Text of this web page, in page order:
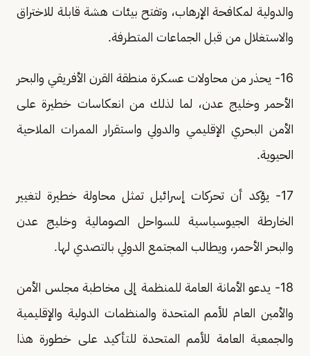
والدولية لمكافحة الإرهاب، وتفتح بيئات هشة قابلة للاختراق
والاستغلال من قبل الجماعات المتطرفة.
16- يحذر من محاولات عسكرة منطقة القرن الأفريقي والبحر
الأحمر وخليج عدن، لما لذلك من انعكاسات خطيرة على
الأمن البحري الإقليمي والدولي واستقرار الممرات الملاحية
الحيوية.
17- يؤكد أن تحركات إسرائيل تمثل محاولة خطيرة لتغيير
الخارطة الجيوسياسية للسواحل الصومالية وخليج عدن
والبحر الأحمر، ويطالب المجتمع الدولي بالتصدي لها.
18- يدعو الأمانة العامة للمنظمة إلى مخاطبة مجلس الأمن
والأمين العام للأمم المتحدة والمنظمات الدولية والإقليمية
والجمعية العامة للأمم المتحدة للتأكيد على خطورة هذا